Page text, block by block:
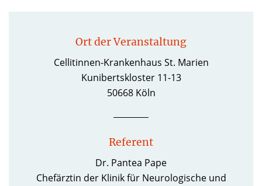
Ort der Veranstaltung
Cellitinnen-Krankenhaus St. Marien
Kunibertskloster 11-13
50668 Köln
Referent
Dr. Pantea Pape
Chefärztin der Klinik für Neurologische und